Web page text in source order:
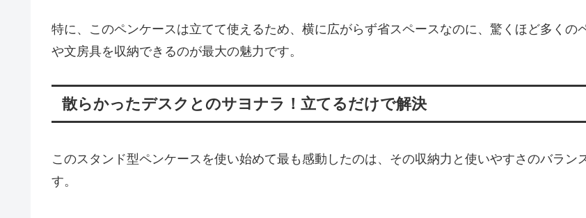
特に、このペンケースは立てて使えるため、横に広がらず省スペースなのに、驚くほど多くの
や文房具を収納できるのが最大の魅力です。
散らかったデスクとのサヨナラ！立てるだけで解決
このスタンド型ペンケースを使い始めて最も感動したのは、その収納力と使いやすさのバラン
す。